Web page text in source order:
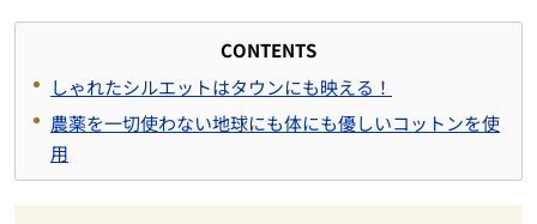
CONTENTS
しゃれたシルエットはタウンにも映える！
農薬を一切使わない地球にも体にも優しいコットンを使
用